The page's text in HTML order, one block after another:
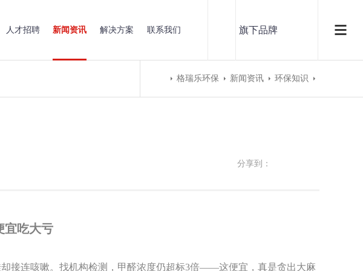
人才招聘 新闻资讯 解决方案 联系我们 旗下品牌
格瑞乐环保 新闻资讯 环保知识
分享到：
宜吃大亏
接连咳嗽。找机构检测，甲醛浓度仍超标3倍——这便宜，真是贪出大麻